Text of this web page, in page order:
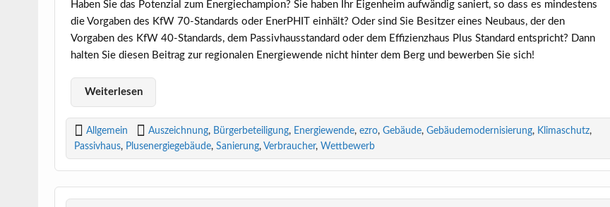
Haben Sie das Potenzial zum Energiechampion? Sie haben Ihr Eigenheim aufwändig saniert, so dass es mindestens
die Vorgaben des KfW 70-Standards oder EnerPHIT einhält? Oder sind Sie Besitzer eines Neubaus, der den
Vorgaben des KfW 40-Standards, dem Passivhausstandard oder dem Effizienzhaus Plus Standard entspricht? Dann
halten Sie diesen Beitrag zur regionalen Energiewende nicht hinter dem Berg und bewerben Sie sich!
Weiterlesen
Allgemein Auszeichnung, Bürgerbeteiligung, Energiewende, ezro, Gebäude, Gebäudemodernisierung, Klimaschutz,
Passivhaus, Plusenergiegebäude,Sanierung,Verbraucher,Wettbewerb